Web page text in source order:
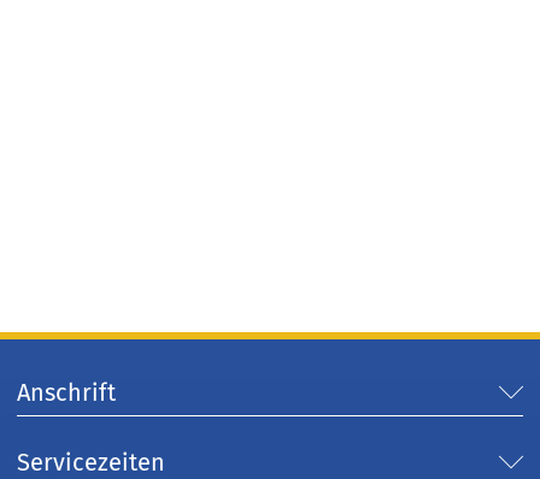
Anschrift
Servicezeiten